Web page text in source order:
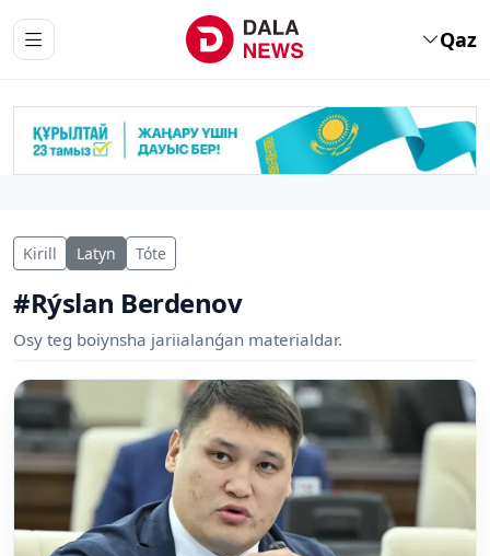
Qaz
Kirill Latyn Tóte
#Rýslan Berdenov
Osy teg boiynsha jariialanǵan materialdar.